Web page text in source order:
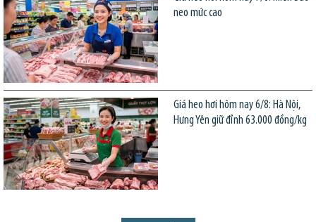
neo mức cao
Giá heo hơi hôm nay 6/8: Hà Nội,
Hưng Yên giữ đỉnh 63.000 đồng/kg